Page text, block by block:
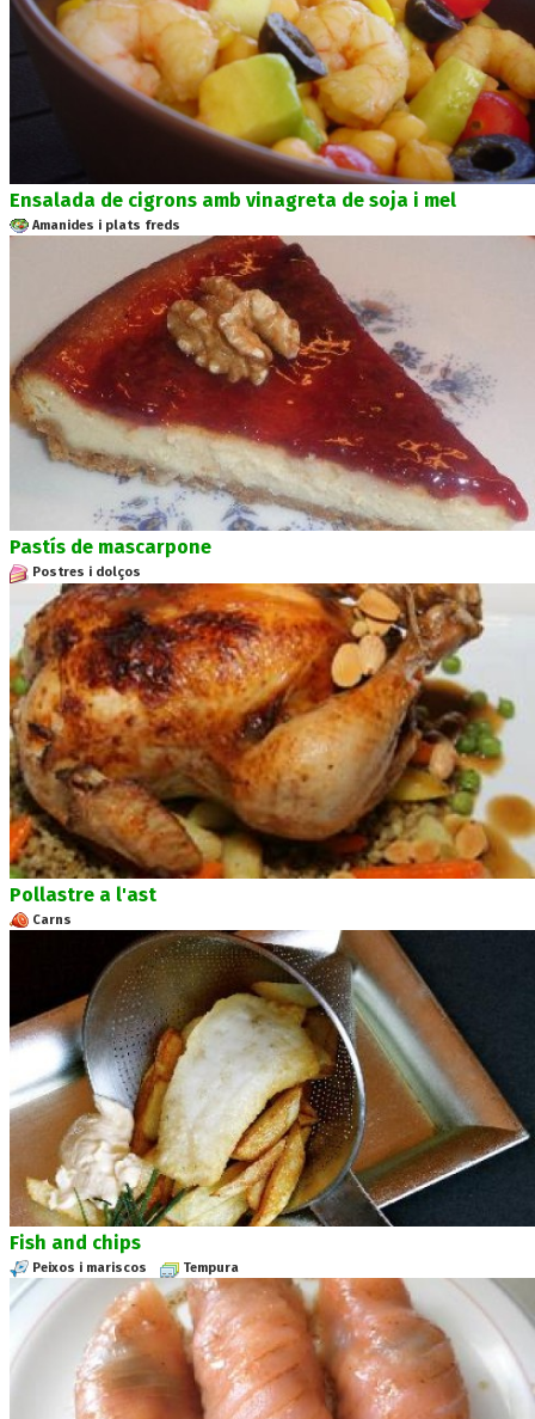
Ensalada de cigrons amb vinagreta de soja i mel
Amanides i plats freds
Pastís de mascarpone
Postres i dolços
Pollastre a l'ast
Carns
Fish and chips
Peixos i mariscos Tempura